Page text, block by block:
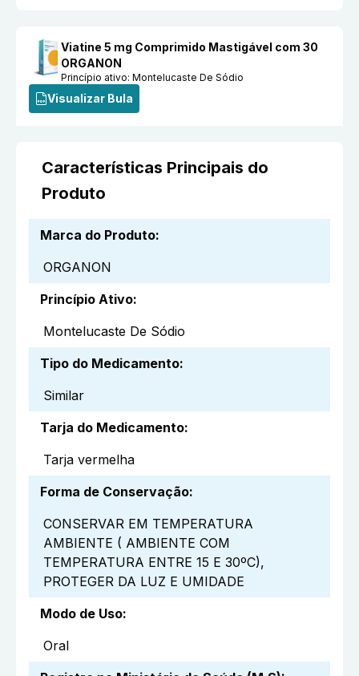
Viatine 5 mg Comprimido Mastigável com 30
ORGANON
Princípio ativo:Montelucaste De Sódio
Visualizar Bula
Características Principais do
Produto
Marca do Produto:
ORGANON
Princípio Ativo:
Montelucaste De Sódio
Tipo do Medicamento:
Similar
Tarja do Medicamento:
Tarja vermelha
Forma de Conservação:
CONSERVAR EM TEMPERATURA
AMBIENTE ( AMBIENTE COM
TEMPERATURA ENTRE 15 E 30ºC),
PROTEGER DA LUZ E UMIDADE
Modo de Uso:
Oral